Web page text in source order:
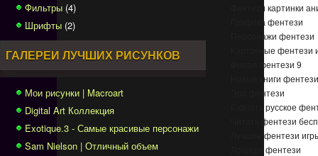
Фильтры (4)
Шрифты (2)
ГАЛЕРЕИ ЛУЧШИХ РИСУНКОВ
Мои рисунки | Macroart
Digital Art Коллекция
Exotique.3 - Самые красивые персонажи
Sam Nielson | Отличный объем
Фентези картинки
Графика фентези
Персонажи фентези
Карточные фентези
Финал фентези 9
Новые книги фентези
Эро фентези
Скачать русское
Читать фентези
Лучшие фентези
Лошади фентези